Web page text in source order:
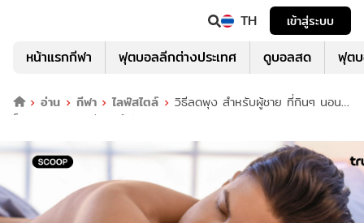
TH เข้าสู่ระบบ
หน้าแรกกีฬา ฟุตบอลลีกต่างประเทศ ดูบอลสด ฟุต
อ่าน กีฬา ไลฟ์สไตล์
วิธีลดพุง สำหรับผู้ชาย ที่กินๆ นอนๆ
ก็ยังผอมได้ แม้ไม่ออกกำลังกายเยอะ